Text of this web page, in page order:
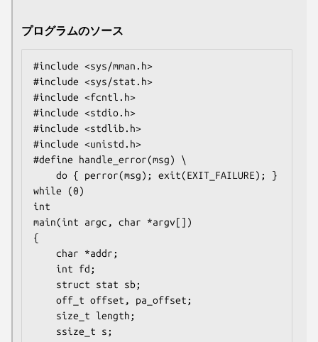
プログラムのソース
#include <sys/mman.h>
#include <sys/stat.h>
#include <fcntl.h>
#include <stdio.h>
#include <stdlib.h>
#include <unistd.h>
#define handle_error(msg) \
while (0)
int
main(int argc, char *argv[])
{